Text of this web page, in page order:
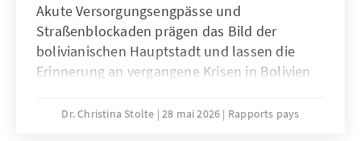
Akute Versorgungsengpässe und
Straßenblockaden prägen das Bild der
bolivianischen Hauptstadt und lassen die
Erinnerung an vergangene Krisen in Bolivien
explosiven Mischung aus politischen
Dr. Christina Stolte 28 mai 2026 Rapports pays